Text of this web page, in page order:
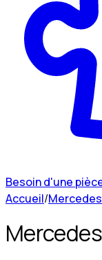
Besoin d'une
Accueil/